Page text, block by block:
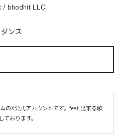
/ bhodhit LLC
ダンス
のX公式アカウントです。feat.出来る歌
おります。